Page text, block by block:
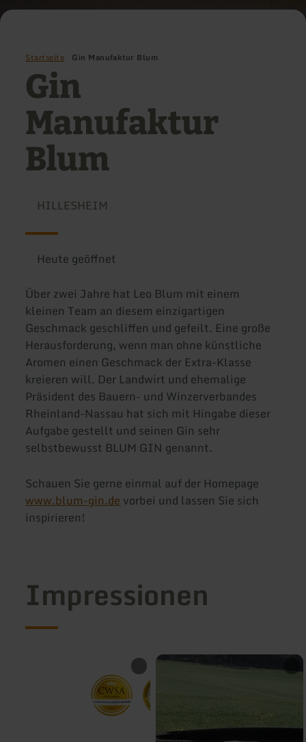
Startseite Gin Manufaktur Blum
Gin
Manufaktur
Blum
HILLESHEIM
Heute geöffnet
Über zwei Jahre hat Leo Blum mit einem
kleinen Team an diesem einzigartigen
Geschmack geschliffen und gefeilt. Eine große
Herausforderung, wenn man ohne künstliche
Aromen einen Geschmack der Extra-Klasse
kreieren will. Der Landwirt und ehemalige
Präsident des Bauern- und Winzerverbandes
Rheinland-Nassau hat sich mit Hingabe dieser
Aufgabe gestellt und seinen Gin sehr
selbstbewusst BLUM GIN genannt.
Schauen Sie gerne einmal auf der Homepage
www.blum-gin.de vorbei und lassen Sie sich
inspirieren!
Impressionen